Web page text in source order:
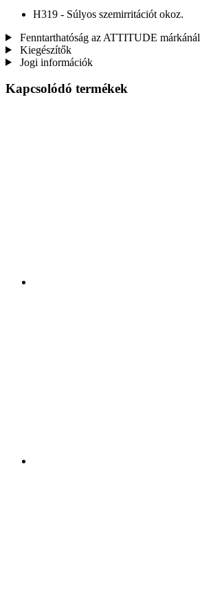
H319 - Súlyos szemirritációt okoz.
Fenntarthatóság az ATTITUDE márkánál
Kiegészítők
Jogi információk
Kapcsolódó termékek